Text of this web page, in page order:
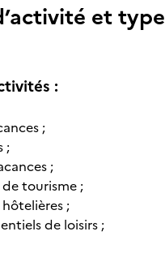
et type
:
;
;
;
de tourisme ;
;
de loisirs ;